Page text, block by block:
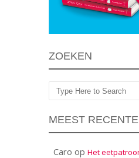
ZOEKEN
Zoeken
MEEST
Caro op Het